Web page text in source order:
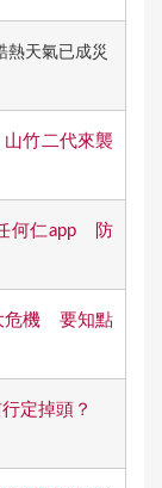
熱天氣已成災
竹二代來襲
何仁app 防
危機 要知點
定掉頭？